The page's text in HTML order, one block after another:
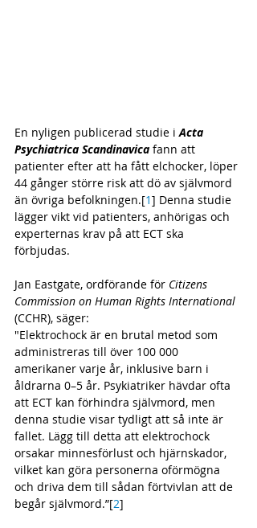
En nyligen publicerad studie i Acta
Psychiatrica Scandinavica fann att
patienter efter att ha fått elchocker, löper
44 gånger större risk att dö av självmord
än övriga befolkningen.[1] Denna studie
lägger vikt vid patienters, anhörigas och
experternas krav på att ECT ska
förbjudas.
Jan Eastgate, ordförande för Citizens
Commission on Human Rights International
(CCHR), säger:
"Elektrochock är en brutal metod som
administreras till över 100 000
amerikaner varje år, inklusive barn i
åldrarna 0–5 år. Psykiatriker hävdar ofta
att ECT kan förhindra självmord, men
denna studie visar tydligt att så inte är
fallet. Lägg till detta att elektrochock
orsakar minnesförlust och hjärnskador,
vilket kan göra personerna oförmögna
och driva dem till sådan förtvivlan att de
begår självmord.”[2]